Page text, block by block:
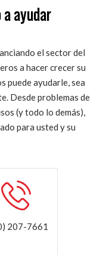
ayudar
el sector del
a hacer crecer su
puede ayudarle, sea
Desde problemas de
(y todo lo demás),
para usted y su
207-7661